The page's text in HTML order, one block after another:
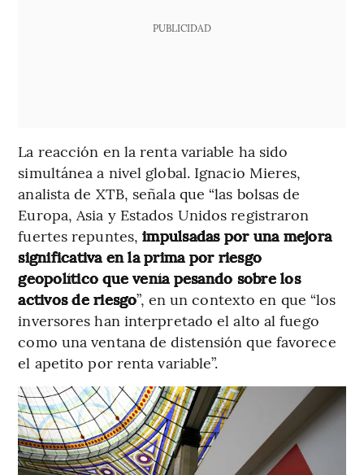
PUBLICIDAD
La reacción en la renta variable ha sido
simultánea a nivel global. Ignacio Mieres,
analista de XTB, señala que “las bolsas de
Europa, Asia y Estados Unidos registraron
fuertes repuntes,impulsadas por una mejora
significativa en la prima por riesgo
geopolítico que venía pesando sobre los
activos de riesgo”, en un contexto en que “los
inversores han interpretado el alto al fuego
como una ventana de distensión que favorece
el apetito por renta variable”.